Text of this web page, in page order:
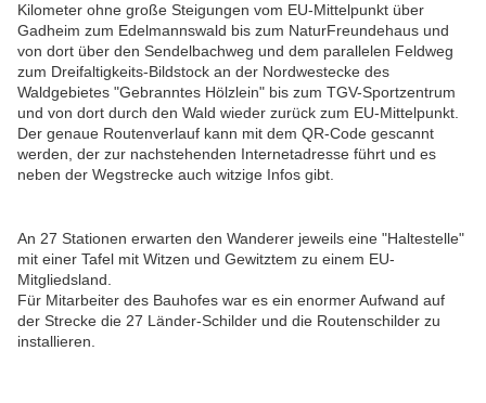
Kilometer ohne große Steigungen vom EU-Mittelpunkt über
Gadheim zum Edelmannswald bis zum NaturFreundehaus und
von dort über den Sendelbachweg und dem parallelen Feldweg
zum Dreifaltigkeits-Bildstock an der Nordwestecke des
Waldgebietes "Gebranntes Hölzlein" bis zum TGV-Sportzentrum
und von dort durch den Wald wieder zurück zum EU-Mittelpunkt.
Der genaue Routenverlauf kann mit dem QR-Code gescannt
werden, der zur nachstehenden Internetadresse führt und es
neben der Wegstrecke auch witzige Infos gibt.
An 27 Stationen erwarten den Wanderer jeweils eine "Haltestelle"
mit einer Tafel mit Witzen und Gewitztem zu einem EU-
Mitgliedsland.
Für Mitarbeiter des Bauhofes war es ein enormer Aufwand auf
der Strecke die 27 Länder-Schilder und die Routenschilder zu
installieren.